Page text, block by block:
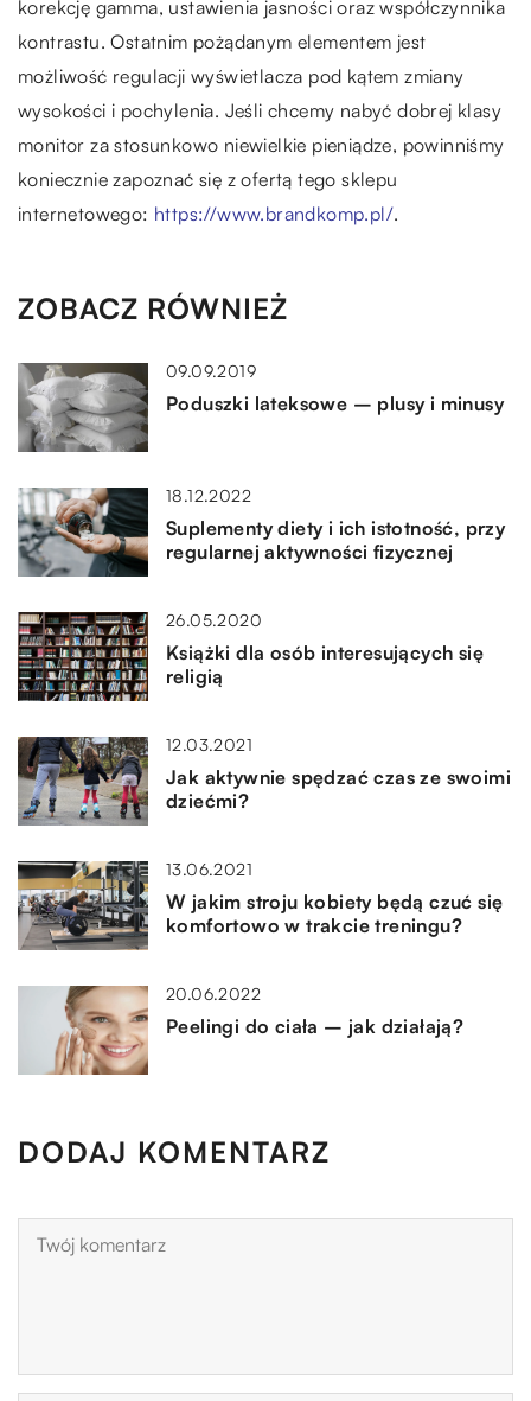
korekcję gamma, ustawienia jasności oraz współczynnika
kontrastu. Ostatnim pożądanym elementem jest
możliwość regulacji wyświetlacza pod kątem zmiany
wysokości i pochylenia. Jeśli chcemy nabyć dobrej klasy
monitor za stosunkowo niewielkie pieniądze, powinniśmy
koniecznie zapoznać się z ofertą tego sklepu
internetowego: https://www.brandkomp.pl/.
ZOBACZ RÓWNIEŻ
09.09.2019
Poduszki lateksowe – plusy i minusy
18.12.2022
Suplementy diety i ich istotność, przy
regularnej aktywności fizycznej
26.05.2020
Książki dla osób interesujących się
religią
12.03.2021
Jak aktywnie spędzać czas ze swoimi
dziećmi?
13.06.2021
W jakim stroju kobiety będą czuć się
komfortowo w trakcie treningu?
20.06.2022
Peelingi do ciała – jak działają?
DODAJ KOMENTARZ